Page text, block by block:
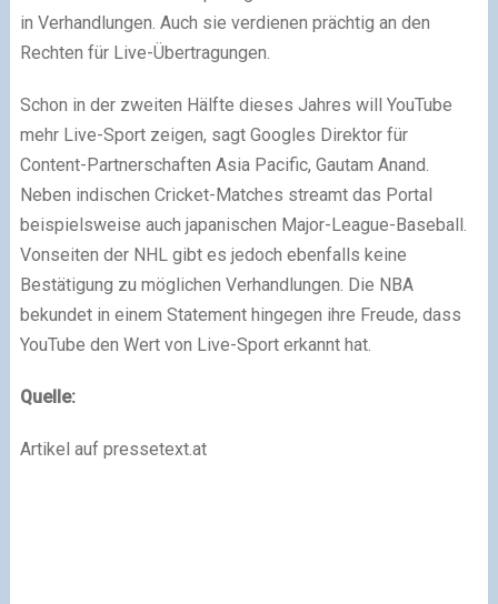
in Verhandlungen. Auch sie verdienen prächtig an den
Rechten für Live-Übertragungen.
Schon in der zweiten Hälfte dieses Jahres will YouTube
mehr Live-Sport zeigen, sagt Googles Direktor für
Content-Partnerschaften Asia Pacific, Gautam Anand.
Neben indischen Cricket-Matches streamt das Portal
beispielsweise auch japanischen Major-League-Baseball.
Vonseiten der NHL gibt es jedoch ebenfalls keine
Bestätigung zu möglichen Verhandlungen. Die NBA
bekundet in einem Statement hingegen ihre Freude, dass
YouTube den Wert von Live-Sport erkannt hat.
Quelle:
Artikel auf pressetext.at